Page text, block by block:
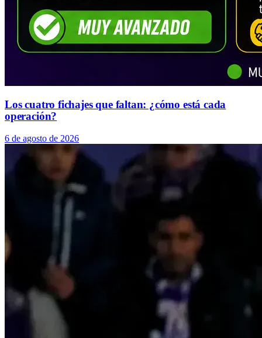
Los cuatro fichajes que faltan: ¿cómo está cada
operación?
6 de agosto de 2026